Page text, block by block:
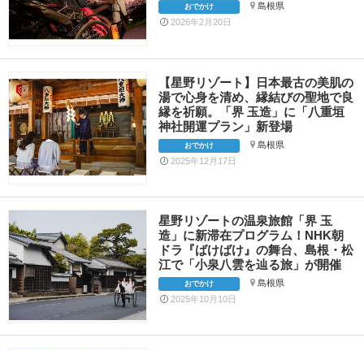
おでかけ
島根県
2026年2月20日
【星野リゾート】日本最古の美肌の
湯で心身を清め、縁結びの聖地で良
縁を祈願。「界 玉造」に「八重垣
神社開運プラン」新登場
おでかけ
島根県
2025年12月17日
星野リゾートの温泉旅館「界 玉
造」に新滞在プログラム！NHK朝
ドラ『ばけばけ』の舞台、島根・松
江で「小泉八雲を辿る旅」が開催
おでかけ
島根県
2025年10月10日